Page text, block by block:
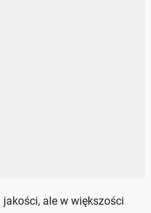
jakości, ale w większości